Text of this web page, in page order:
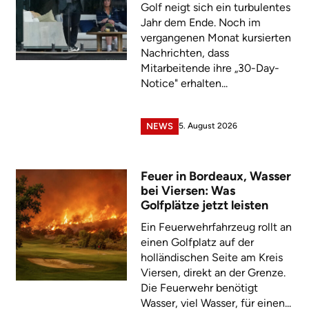
Golf neigt sich ein turbulentes
Jahr dem Ende. Noch im
vergangenen Monat kursierten
Nachrichten, dass
Mitarbeitende ihre „30-Day-
Notice" erhalten...
NEWS 5. August 2026
Feuer in Bordeaux, Wasser
bei Viersen: Was
Golfplätze jetzt leisten
Ein Feuerwehrfahrzeug rollt an
einen Golfplatz auf der
holländischen Seite am Kreis
Viersen, direkt an der Grenze.
Die Feuerwehr benötigt
Wasser, viel Wasser, für einen...